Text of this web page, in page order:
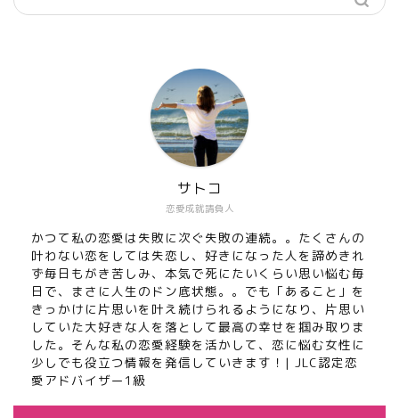
恋愛成就請負人
サトコ
かつて私の恋愛は失敗に次ぐ失敗の連続。。たくさんの
叶わない恋をしては失恋し、好きになった人を諦めきれ
ず毎日もがき苦しみ、本気で死にたいくらい思い悩む毎
日で、まさに人生のドン底状態。。でも「あること」を
きっかけに片思いを叶え続けられるようになり、片思い
していた大好きな人を落として最高の幸せを掴み取りま
した。そんな私の恋愛経験を活かして、恋に悩む女性に
少しでも役立つ情報を発信していきます！| JLC認定恋
愛アドバイザー1級